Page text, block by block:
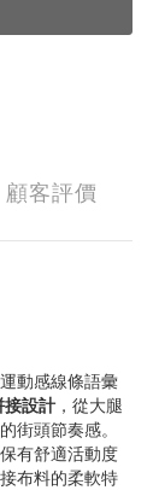
顧客評價
動感線條語彙
接設計 ，從大腿
街頭節奏感。
有舒適活動度
布料的柔軟特